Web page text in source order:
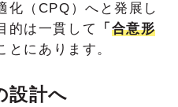
化（CPQ）へと発展し
的は一貫して
「 合意形
とにあります。
設計へ